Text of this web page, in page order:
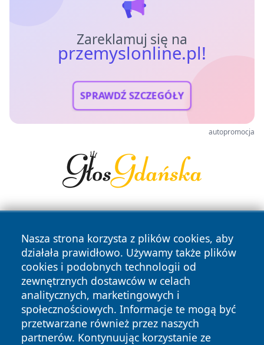
Zareklamuj się na
przemyslonline.pl!
SPRAWDŹ SZCZEGÓŁY
autopromocja
Nasza strona korzysta z plików cookies, aby
działała prawidłowo. Używamy także plików
cookies i podobnych technologii od
zewnętrznych dostawców w celach
analitycznych, marketingowych i
społecznościowych. Informacje te mogą być
przetwarzane również przez naszych
partnerów. Kontynuując korzystanie ze
Copyright © 2026 przemyslonline.pl Wszystkie prawa
zastrzeżone.
Polityka Polityka